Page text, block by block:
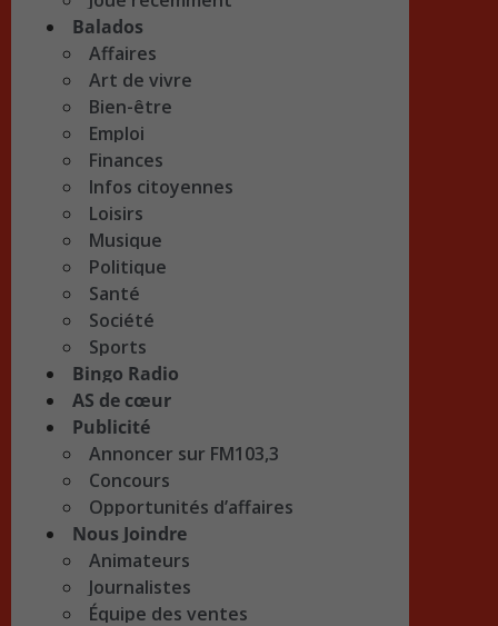
Balados
Affaires
Art de vivre
Bien-être
Emploi
Finances
Infos citoyennes
Loisirs
Musique
Politique
Santé
Société
Sports
Bingo Radio
AS de cœur
Publicité
Annoncer sur FM103,3
Concours
Opportunités d’affaires
Nous Joindre
Animateurs
Journalistes
Équipe des ventes